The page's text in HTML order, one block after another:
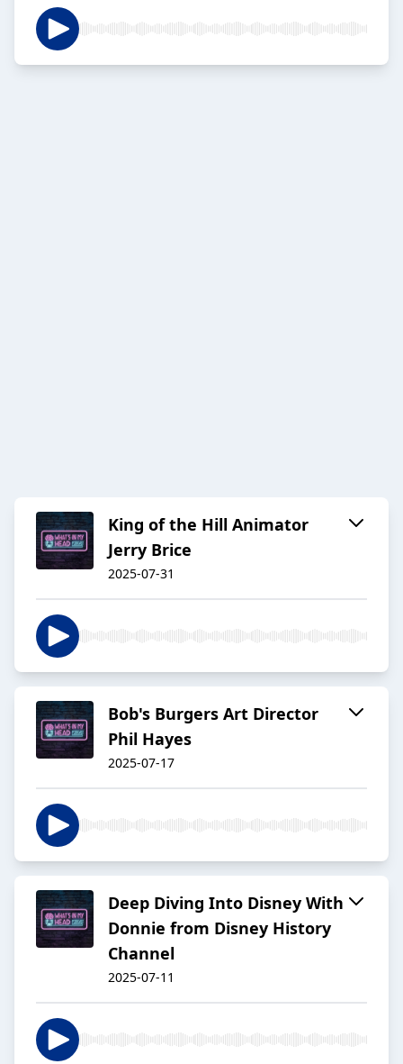
King of the Hill Animator
Jerry Brice
2025-07-31
Bob's Burgers Art Director
Phil Hayes
2025-07-17
Deep Diving Into Disney With
Donnie from Disney History
Channel
2025-07-11